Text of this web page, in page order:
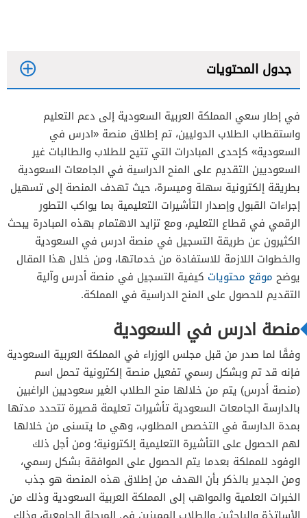
جدول المحتويات
في إطار سعي المملكة العربية السعودية إلى دعم التعليم
واستقطاب الطلاب الدوليين، تم إطلاق منصة «ادرس في
السعودية» كإحدى المبادرات التي تتيح للطلاب والطالبات غير
السعوديين التقديم على المنح الدراسية في الجامعات السعودية
بطريقة إلكترونية سهلة وميسرة، حيث تهدف المنصة إلى تسهيل
إجراءات القبول وإصدار التأشيرات التعليمية بما يواكب التطور
الرقمي في قطاع التعليم، ومع تزايد الاهتمام بهذه المبادرة يبحث
الكثيرون عن طريقة التسجيل في منصة ادرس في السعودية
والخطوات اللازمة للاستفادة من خدماتها، ومن خلال هذا المقال
يوضح موقع محتويات كيفية التسجيل في منصة أدرس وآلية
التقديم للحصول على المنح الدراسية في المملكة.
منصة ادرس في السعودية
وفقًا لما صدر من قبل مجلس الوزراء في المملكة العربية السعودية
فإنه قد تم وبشكل رسمي تفعيل منصة إلكترونية تحمل اسم
(منصة أدرس) يتم من خلالها منح الطلاب الغير سعوديين الراغبين
بالدارسة الجامعات السعودية تأشيرات تعليمة قصيرة تتحدد مدتها
بمدة الدارسة في التخصص المطلوب، وهي ما يتسنى من خلالها
لهم الحصول على التأشيرة التعليمية إلكترونية؛ ومن أجل ذلك
الوفود للمملكة بعدما يتم الحصول على الموافقة بشكل رسمي،
ومن الجدير بالذكر بأن الهدف من إطلاق هذه المنصة هو جذب
الخبرات العلمية والمواهب إلى المملكة العربية السعودية وذلك من